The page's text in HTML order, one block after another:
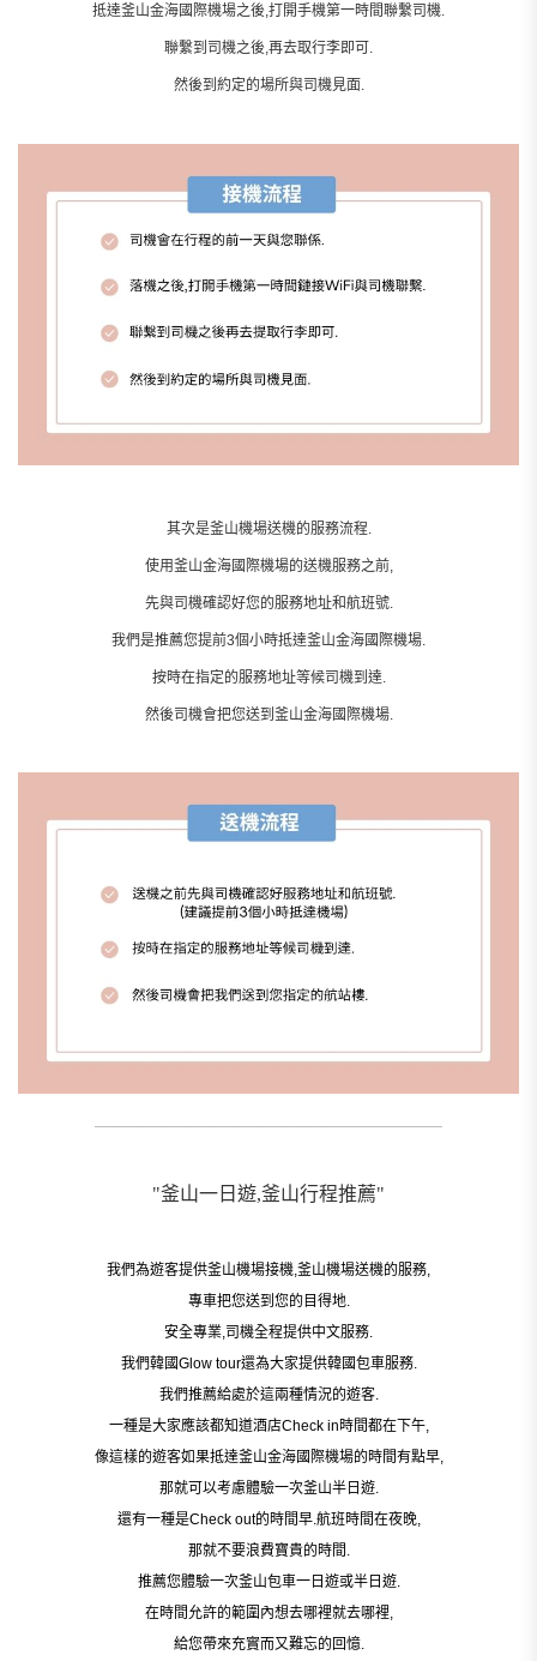
抵達釜山金海國際機場之後,打開手機第一時間聯繫司機.
聯繫到司機之後,再去取行李即可.
然後到約定的場所與司機見面.
其次是釜山機場送機的服務流程.
使用釜山金海國際機場的送機服務之前,
先與司機確認好您的服務地址和航班號.
我們是推薦您提前3個小時抵達釜山金海國際機場.
按時在指定的服務地址等候司機到達.
然後司機會把您送到釜山金海國際機場.
"釜山一日遊,釜山行程推薦"
我們為遊客提供釜山機場接機,釜山機場送機的服務,
專車把您送到您的目得地.
安全專業,司機全程提供中文服務.
我們韓國Glow tour還為大家提供韓國包車服務.
我們推薦給處於這兩種情況的遊客.
一種是大家應該都知道酒店Check in時間都在下午,
像這樣的遊客如果抵達釜山金海國際機場的時間有點早,
那就可以考慮體驗一次釜山半日遊.
還有一種是Check out的時間早.航班時間在夜晚,
那就不要浪費寶貴的時間.
推薦您體驗一次釜山包車一日遊或半日遊.
在時間允許的範圍內想去哪裡就去哪裡,
給您帶來充實而又難忘的回憶.